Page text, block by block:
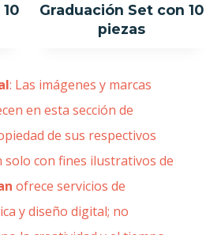
Graduación Set con 10
piezas
: Las imágenes y marcas
en esta sección de
de sus respectivos
solo con fines ilustrativos de
ofrece servicios de
y diseño digital; no